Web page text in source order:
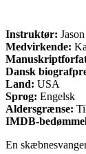
Instruktør:
Medvirkende:
Dansk
Land: USA
Sprog: Engelsk
Aldersgrænse:
IMDB-
En